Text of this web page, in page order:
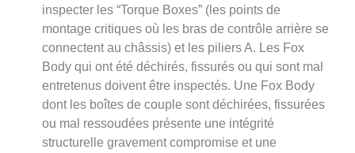
inspecter les “Torque Boxes” (les points de
montage critiques où les bras de contrôle arrière se
connectent au châssis) et les piliers A. Les Fox
Body qui ont été déchirés, fissurés ou qui sont mal
entretenus doivent être inspectés. Une Fox Body
dont les boîtes de couple sont déchirées, fissurées
ou mal ressoudées présente une intégrité
structurelle gravement compromise et une